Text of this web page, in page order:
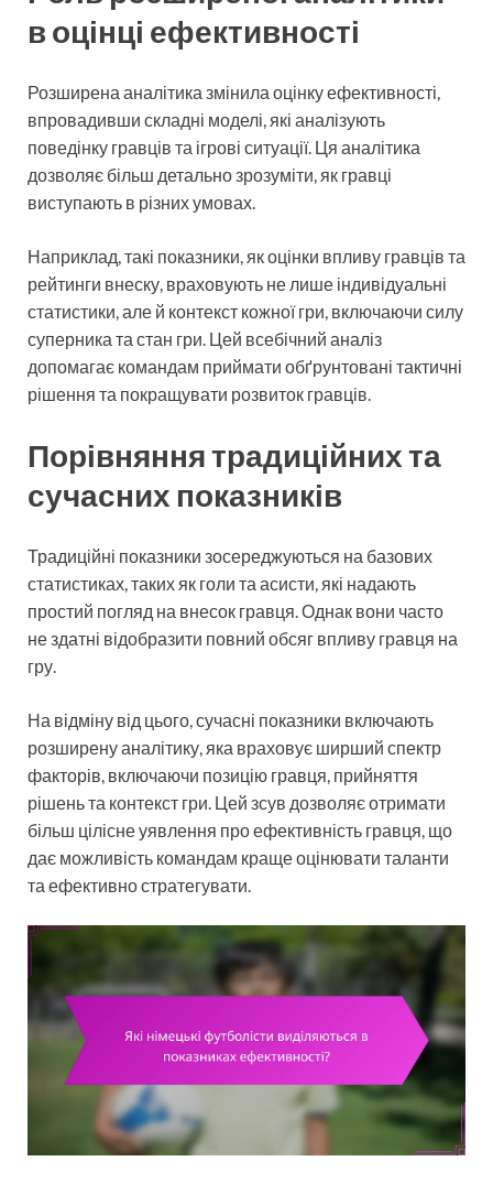
в оцінці ефективності
Розширена аналітика змінила оцінку ефективності,
впровадивши складні моделі, які аналізують
поведінку гравців та ігрові ситуації. Ця аналітика
дозволяє більш детально зрозуміти, як гравці
виступають в різних умовах.
Наприклад, такі показники, як оцінки впливу гравців та
рейтинги внеску, враховують не лише індивідуальні
статистики, але й контекст кожної гри, включаючи силу
суперника та стан гри. Цей всебічний аналіз
допомагає командам приймати обґрунтовані тактичні
рішення та покращувати розвиток гравців.
Порівняння традиційних та
сучасних показників
Традиційні показники зосереджуються на базових
статистиках, таких як голи та асисти, які надають
простий погляд на внесок гравця. Однак вони часто
не здатні відобразити повний обсяг впливу гравця на
гру.
На відміну від цього, сучасні показники включають
розширену аналітику, яка враховує ширший спектр
факторів, включаючи позицію гравця, прийняття
рішень та контекст гри. Цей зсув дозволяє отримати
більш цілісне уявлення про ефективність гравця, що
дає можливість командам краще оцінювати таланти
та ефективно стратегувати.